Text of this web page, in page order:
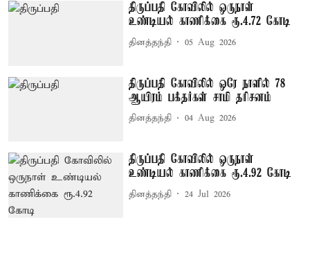
திருப்பதி கோவிலில் ஒருநாள்
உண்டியல் காணிக்கை ரூ.4.72 கோடி
தினத்தந்தி 05 Aug 2026
திருப்பதி கோவிலில் ஒரே நாளில் 78
ஆயிரம் பக்தர்கள் சாமி தரிசனம்
தினத்தந்தி 04 Aug 2026
திருப்பதி கோவிலில் ஒருநாள்
உண்டியல் காணிக்கை ரூ.4.92 கோடி
தினத்தந்தி 24 Jul 2026